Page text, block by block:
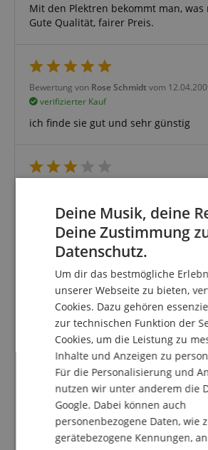
Mit den Plektren bekommt man,
Gute Qualität, fairer Preis.
Bewertung von Rose Schmidtvom
verifizierter Kauf
ich finde sie gut und sehr günstig
Bewertung von Karla vom 28.04.2020
VarianteFender 351 Plektren Thin 12er Pack
verifizierter Kauf
Ich habe diese Plektren als
bestellt. Vorher hatte ich gar keine
den Fingern gespielt. Allerdings sind
und biegsam. Klingt manchmal echt
mich wären dann denke ich die
dickere Variante die besser Wahl
alles OK
Bewertung von rüdiger vom 13.04.2020
VarianteFender 351 Plektren Thin 12er Pack
verifizierter Kauf
Deine Musik, deine
Deine Zustimmung
Datenschutz.
Um dir das bestmögliche
unserer Webseite zu bieten,
Cookies. Dazu gehören
zur technischen Funktion der
Cookies, um die Leistung zu
Inhalte und Anzeigen zu
Für die Personalisierung und
nutzen wir unter anderem die
Google. Dabei können auch
personenbezogene Daten, wie
gerätebezogene Kennungen,